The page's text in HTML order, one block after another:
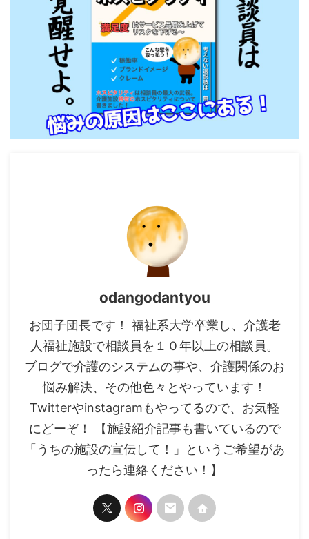
odangodantyou
お団子団長です！ 福祉系大学卒業し、介護老
人福祉施設で相談員を１０年以上の相談員。
ブログで介護のシステムの事や、介護関係のお
悩み解決、その他色々とやっています！
Twitterやinstagramもやってるので、お気軽
にどーぞ！ 【施設紹介記事も書いているので
「うちの施設の宣伝して！」というご希望があ
ったら連絡ください！】